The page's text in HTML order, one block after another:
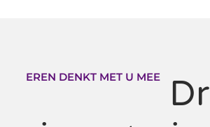
EREN DENKT MET U MEE